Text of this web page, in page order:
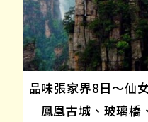
品味張家界8日～仙
鳳凰古城、玻璃橋